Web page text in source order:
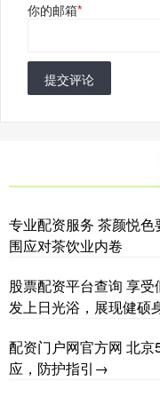
你的邮箱*
提交评论
专业配资服务 茶颜悦
围应对茶饮业内卷
股票配资平台查询 享
发上日光浴，展现健硕
配资门户网官方网 北
应，防护指引→